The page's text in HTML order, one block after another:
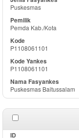
Puskesmas
Pemda Kab./Kota
P1108061101
P1108061101
Puskesmas Baitussalam